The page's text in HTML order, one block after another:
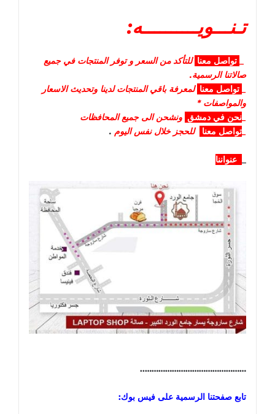
تـنـــويــــــــــه:
تواصل معنا للتأكد من السعر و توفر المنتجات في جميع
صالاتنا الرسمية.
تواصل معنا لمعرفة باقي المنتجات لدينا وتحديث الاسعار
والمواصفات *
نحن في دمشق ونشحن الى جميع المحافظات
تواصل معنا للحجز خلال نفس اليوم .
عنواننا
………………………………………..
تابع صفحتنا الرسمية على فيس بوك: